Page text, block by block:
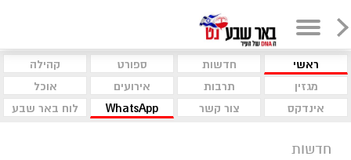
ראשי חדשות ספורט
קהילה
מגזין
תרבות אירועים
אוכל
אינדקס
צור קשר WhatsApp לוח באר שבע
חדשות